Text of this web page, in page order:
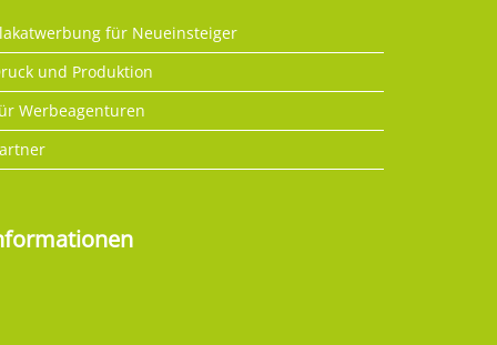
für Neueinsteiger
und Produktion
Werbeagenturen